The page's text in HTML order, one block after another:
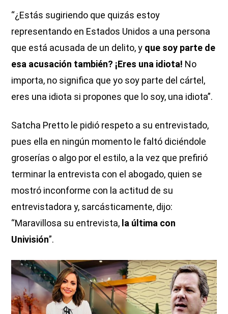
“¿Estás sugiriendo que quizás estoy
representando en Estados Unidos a una persona
que está acusada de un delito, y que soy parte de
esa acusación también? ¡Eres una idiota! No
importa, no significa que yo soy parte del cártel,
eres una idiota si propones que lo soy, una idiota”.
Satcha Pretto le pidió respeto a su entrevistado,
pues ella en ningún momento le faltó diciéndole
groserías o algo por el estilo, a la vez que prefirió
terminar la entrevista con el abogado, quien se
mostró inconforme con la actitud de su
entrevistadora y, sarcásticamente, dijo:
“Maravillosa su entrevista, la última con
Univisión”.